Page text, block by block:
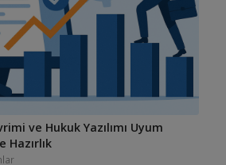
ve Hukuk Yazılımı Uyum
Hazırlık